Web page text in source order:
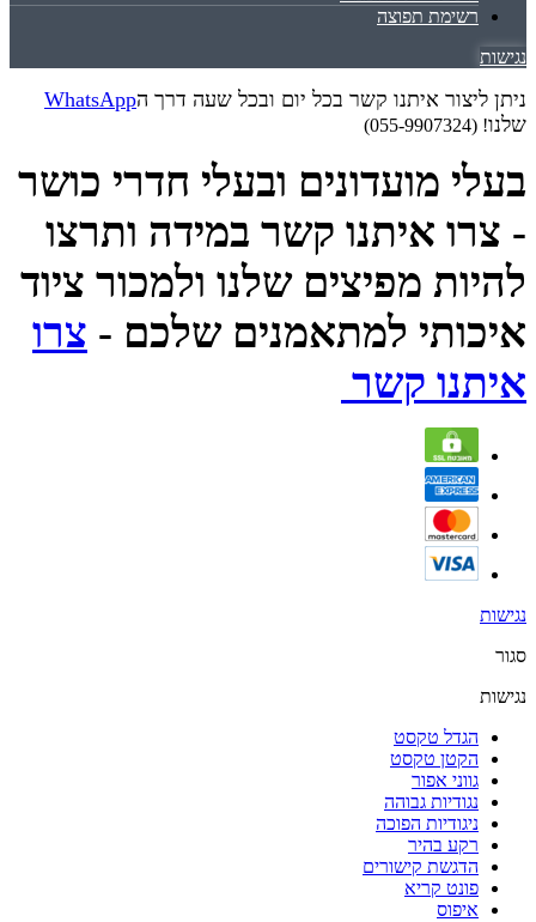
רשימת תפוצה
נגישות
ניתן ליצור איתנו קשר בכל יום ובכל שעה דרך הWhatsApp
שלנו! (055-9907324)
בעלי מועדונים ובעלי חדרי כושר
- צרו איתנו קשר במידה ותרצו
להיות מפיצים שלנו ולמכור ציוד
איכותי למתאמנים שלכם - צרו
איתנו קשר
נגישות
סגור
נגישות
הגדל טקסט
הקטן טקסט
גווני אפור
נגודיות גבוהה
ניגודיות הפוכה
רקע בהיר
הדגשת קישורים
פונט קריא
איפוס